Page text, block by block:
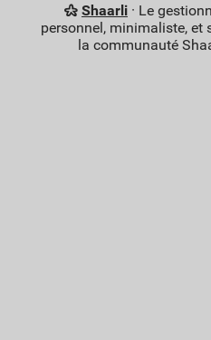
Shaarli· Le
personnel, minimaliste, et
la communauté